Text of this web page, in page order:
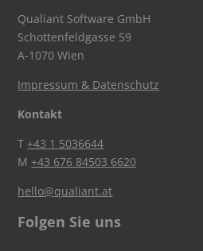
Qualiant Software GmbH
Schottenfeldgasse 59
A-1070 Wien
Impressum & Datenschutz
Kontakt
T+43 1 5036644
M+43 676 84503 6620
hello@qualiant.at
Folgen Sie uns